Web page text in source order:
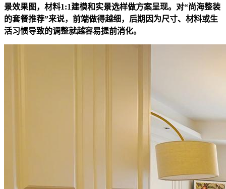
景效果图，材料1:1建模和实景选样做方案呈现。对“尚海整装
的套餐推荐”来说，前端做得越细，后期因为尺寸、材料或生
活习惯导致的调整就越容易提前消化。